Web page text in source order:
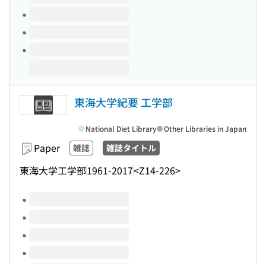
東海大学紀要 工学部
Paper 雑誌 雑誌タイトル
東海大学工学部1961-2017<Z14-226>
National Diet Library Other Libraries in Japan
Volumes of this title